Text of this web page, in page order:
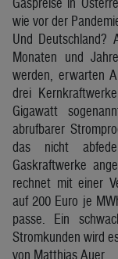
wie vor der
Und Deutschland?
Monaten und
werden, erwarten
drei
Gigawatt
abrufbarer
das nicht
Gaskraftwerke
rechnet mit einer
auf 200 Euro je
passe. Ein
Stromkunden wird
von Matthias Auer